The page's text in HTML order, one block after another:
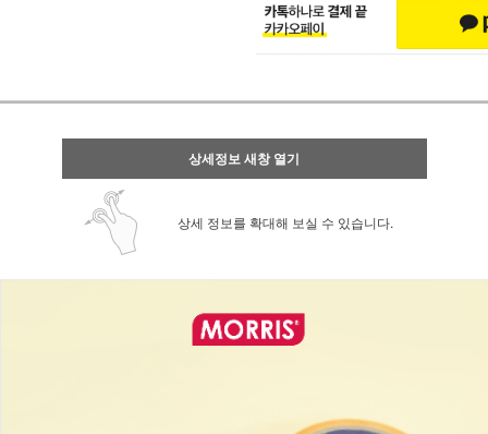
상세정보 새창 열기
상세 정보를 확대해 보실 수 있습니다.